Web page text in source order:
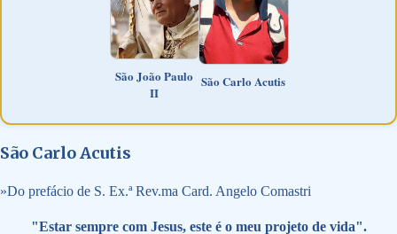
São João Paulo
II
São Carlo Acutis
São Carlo Acutis
»Do prefácio de S. Ex.ª Rev.ma Card. Angelo Comastri
"Estar sempre com Jesus, este é o meu projeto de vida".